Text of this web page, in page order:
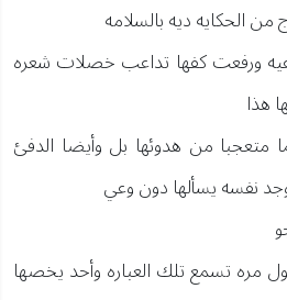
الحكايه ديه بالسلامه
ورفعت كفها تداعب خصلات شعره
هذا
من هدوئها بل وأيضا الدفئ
نفسه يسألها دون وعي
مره تسمع تلك العباره وأحد يخصها